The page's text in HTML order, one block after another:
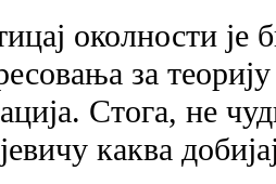
околности је
за
Стога, не
каква